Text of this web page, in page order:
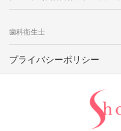
歯科衛生士
プライバシーポリシー